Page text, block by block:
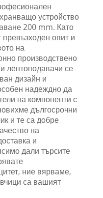
устройство
200 mm. Като
превъзходен опит и
на
производствено
лентоподавачи се
дизайн и
надеждно да
на компоненти с
дългосрочни
и те са добре
на
и
дали търсите
ние вярваме,
са вашият